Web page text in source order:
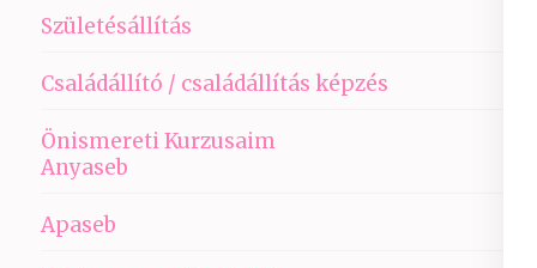
Születésállítás
Családállító / családállítás képzés
Önismereti Kurzusaim
Anyaseb
Apaseb